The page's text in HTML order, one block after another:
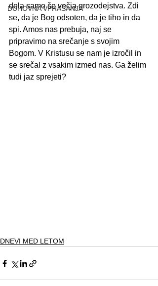
DUHOVNA VPRAŠANJA
dela samo še večja grozodejstva. Zdi
se, da je Bog odsoten, da je tiho in da
spi. Amos nas prebuja, naj se
pripravimo na srečanje s svojim
Bogom. V Kristusu se nam je izročil in
se srečal z vsakim izmed nas. Ga želim
tudi jaz sprejeti?
DNEVI MED LETOM